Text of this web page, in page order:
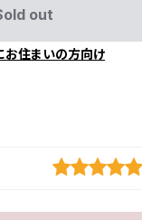
out
お住まいの方向け